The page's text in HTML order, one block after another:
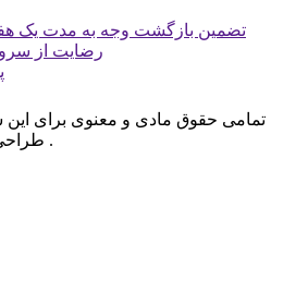
تضمین بازگشت وجه به مدت یک
رضایت از
تمامی حقوق مادی و معنوی برای
.